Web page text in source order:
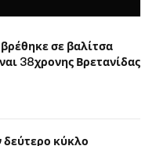
σε βαλίτσα
38χρονης Βρετανίδας
δεύτερο κύκλο